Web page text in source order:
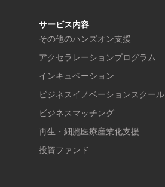
サービス内容
その他のハンズオン支援
アクセラレーションプログラム
インキュベーション
ビジネスイノベーションスクール
ビジネスマッチング
再生・細胞医療産業化支援
投資ファンド